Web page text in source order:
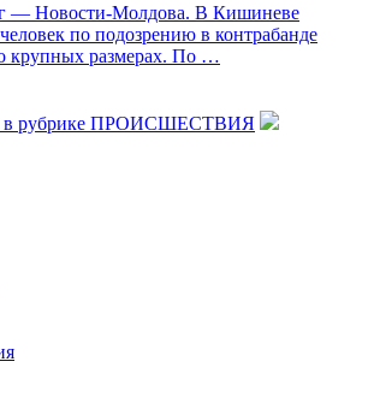
Новости-Молдова. В Кишиневе
по подозрению в контрабанде
крупных размерах. По …
рубрике ПРОИСШЕСТВИЯ